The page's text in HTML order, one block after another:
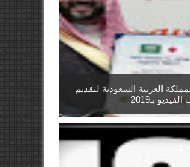
العربية السعودية لتقديم
بـ2019